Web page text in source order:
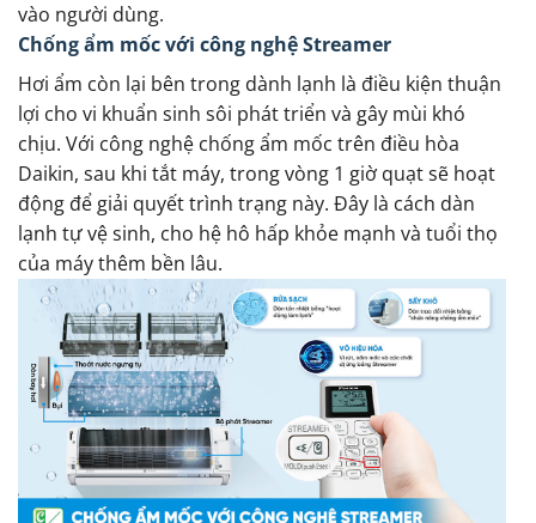
vào người dùng.
Chống ẩm mốc với công nghệ Streamer
Hơi ẩm còn lại bên trong dành lạnh là điều kiện thuận
lợi cho vi khuẩn sinh sôi phát triển và gây mùi khó
chịu. Với công nghệ chống ẩm mốc trên điều hòa
Daikin, sau khi tắt máy, trong vòng 1 giờ quạt sẽ hoạt
động để giải quyết trình trạng này. Đây là cách dàn
lạnh tự vệ sinh, cho hệ hô hấp khỏe mạnh và tuổi thọ
của máy thêm bền lâu.